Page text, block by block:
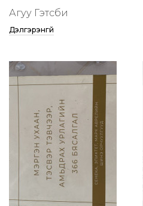
Агуу Гэтсби
Дэлгэрэнгүй